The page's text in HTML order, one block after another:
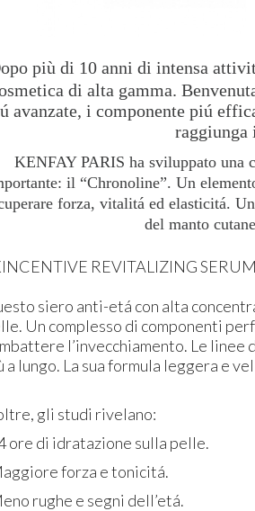
più di 10 anni di intensa
di alta gamma.
avanzate, i componente piú
raggiunga
KENFAY PARIS ha sviluppato una
il “Chronoline”. Un
forza, vitalitá ed elasticitá.
del manto
REVITALIZING SERUM
siero anti-etá con alta
Un complesso di componenti
l’invecchiamento. Le linee
a lungo. La sua formula leggera e
gli studi rivelano:
ore di idratazione sulla pelle.
forza e tonicitá.
rughe e segni dell’etá.